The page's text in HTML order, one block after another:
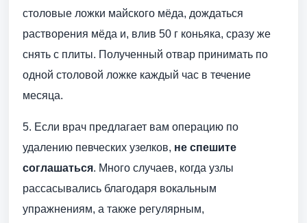
столовые ложки майского мёда, дождаться
растворения мёда и, влив 50 г коньяка, сразу же
снять с плиты. Полученный отвар принимать по
одной столовой ложке каждый час в течение
месяца.
5. Если врач предлагает вам операцию по
удалению певческих узелков, не спешите
соглашаться. Много случаев, когда узлы
рассасывались благодаря вокальным
упражнениям, а также регулярным,